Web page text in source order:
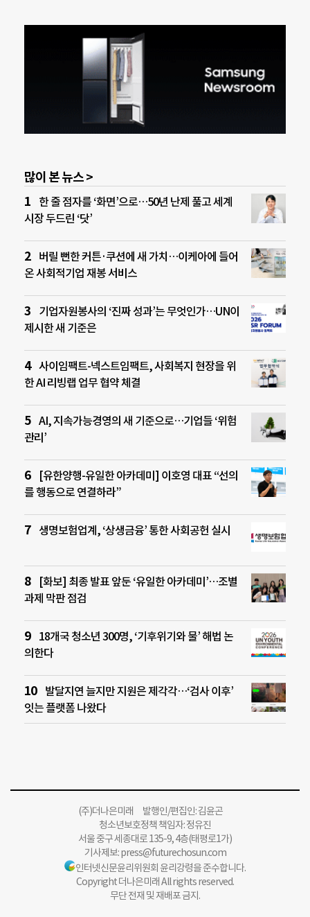
많이 본 뉴스 >
한 줄 점자를 ‘화면’으로…50년 난제 풀고 세계
시장 두드린 ‘닷’
버릴 뻔한 커튼·쿠션에 새 가치…이케아에 들어
온 사회적기업 재봉 서비스
기업자원봉사의 ‘진짜 성과’는 무엇인가…UN이
제시한 새 기준은
사이임팩트-넥스트임팩트, 사회복지 현장을 위
한 AI 리빙랩 업무 협약 체결
AI, 지속가능경영의 새 기준으로…기업들 ‘위험
관리’
[유한양행-유일한 아카데미] 이호영 대표 “선의
를 행동으로 연결하라”
생명보험업계, ‘상생금융’ 통한 사회공헌 실시
[화보] 최종 발표 앞둔 ‘유일한 아카데미’…조별
과제 막판 점검
18개국 청소년 300명, ‘기후위기와 물’ 해법 논
의한다
발달지연 늘지만 지원은 제각각…‘검사 이후’
잇는 플랫폼 나왔다
(주)더나은미래 발행인/편집인: 김윤곤
청소년보호정책 책임자: 정유진
서울 중구 세종대로 135-9, 4층(태평로1가)
기사제보:press@futurechosun.com
인터넷신문윤리위원회 윤리강령을 준수합니다.
Copyright 더나은미래 All rights reserved.
무단 전재 및 재배포 금지.